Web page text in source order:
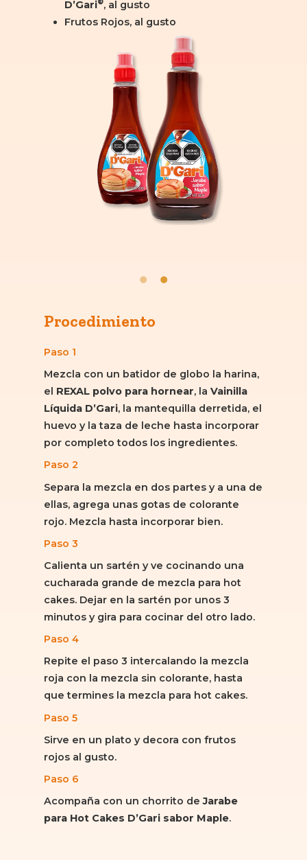
D’Gari , al gusto
Frutos Rojos, al gusto
Procedimiento
Paso 1
Mezcla con un batidor de globo la harina,
el REXAL polvo para hornear, laVainilla
Líquida D’Gari, la mantequilla derretida, el
huevo y la taza de leche hasta incorporar
por completo todos los ingredientes.
Paso 2
Separa la mezcla en dos partes y a una de
ellas, agrega unas gotas de colorante
rojo. Mezcla hasta incorporar bien.
Paso 3
Calienta un sartén y ve cocinando una
cucharada grande de mezcla para hot
cakes. Dejar en la sartén por unos 3
minutos y gira para cocinar del otro lado.
Paso 4
Repite el paso 3 intercalando la mezcla
roja con la mezcla sin colorante, hasta
que termines la mezcla para hot cakes.
Paso 5
Sirve en un plato y decora con frutos
rojos al gusto.
Paso 6
Acompaña con un chorrito deJarabe
para Hot Cakes D’Gari sabor Maple.